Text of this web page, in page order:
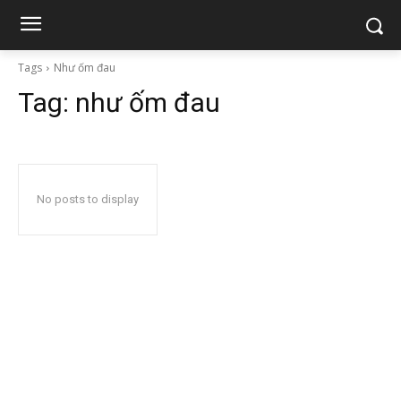
Tags Như ốm đau
Tag: như ốm đau
No posts to display